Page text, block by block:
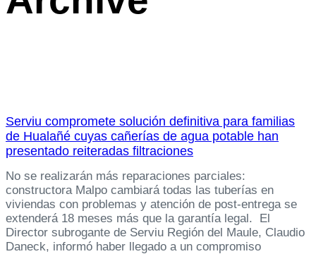
Serviu compromete solución definitiva para familias
de Hualañé cuyas cañerías de agua potable han
presentado reiteradas filtraciones
No se realizarán más reparaciones parciales:
constructora Malpo cambiará todas las tuberías en
viviendas con problemas y atención de post-entrega se
extenderá 18 meses más que la garantía legal. El
Director subrogante de Serviu Región del Maule, Claudio
Daneck, informó haber llegado a un compromiso